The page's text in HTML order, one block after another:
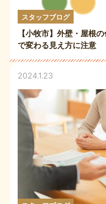
スタッフブログ
【小牧市】外壁・屋根
で変わる見え方に注意
2024.1.23